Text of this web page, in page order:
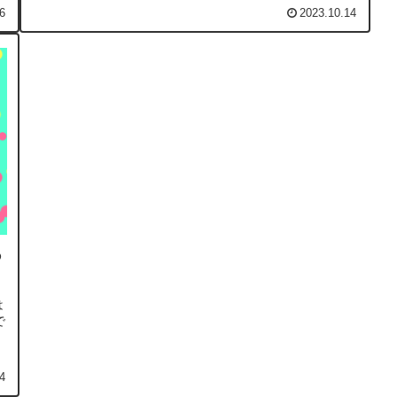
2023.10.14